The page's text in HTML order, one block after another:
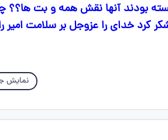
بودند آنها نقش همه و بت ها؟؟
خدای را عزوجل بر سلامت امیر
نمایش